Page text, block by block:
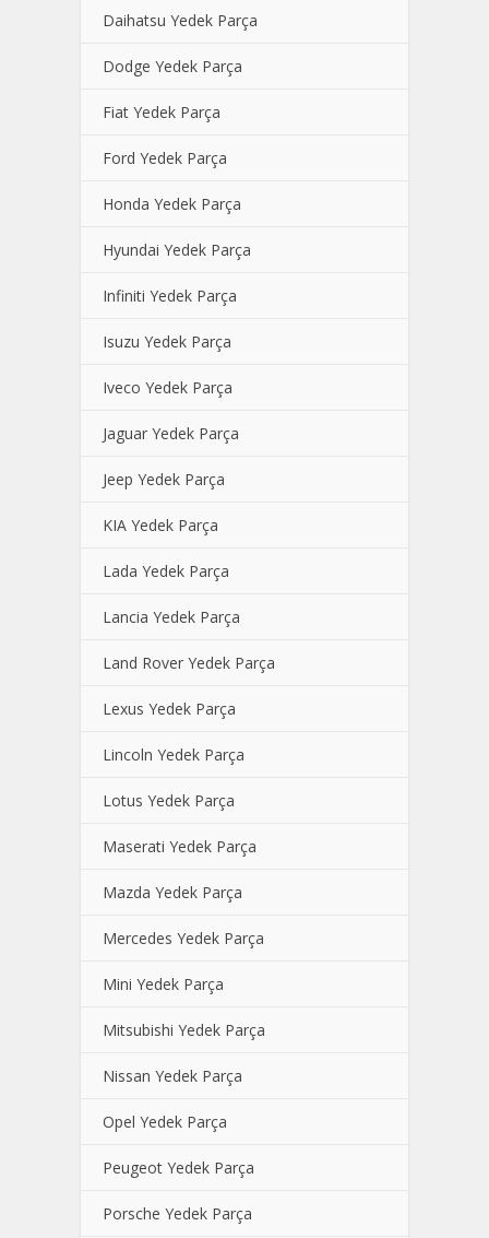
Daihatsu Yedek Parça
Dodge Yedek Parça
Fiat Yedek Parça
Ford Yedek Parça
Honda Yedek Parça
Hyundai Yedek Parça
Infiniti Yedek Parça
Isuzu Yedek Parça
Iveco Yedek Parça
Jaguar Yedek Parça
Jeep Yedek Parça
KIA Yedek Parça
Lada Yedek Parça
Lancia Yedek Parça
Land Rover Yedek Parça
Lexus Yedek Parça
Lincoln Yedek Parça
Lotus Yedek Parça
Maserati Yedek Parça
Mazda Yedek Parça
Mercedes Yedek Parça
Mini Yedek Parça
Mitsubishi Yedek Parça
Nissan Yedek Parça
Opel Yedek Parça
Peugeot Yedek Parça
Porsche Yedek Parça